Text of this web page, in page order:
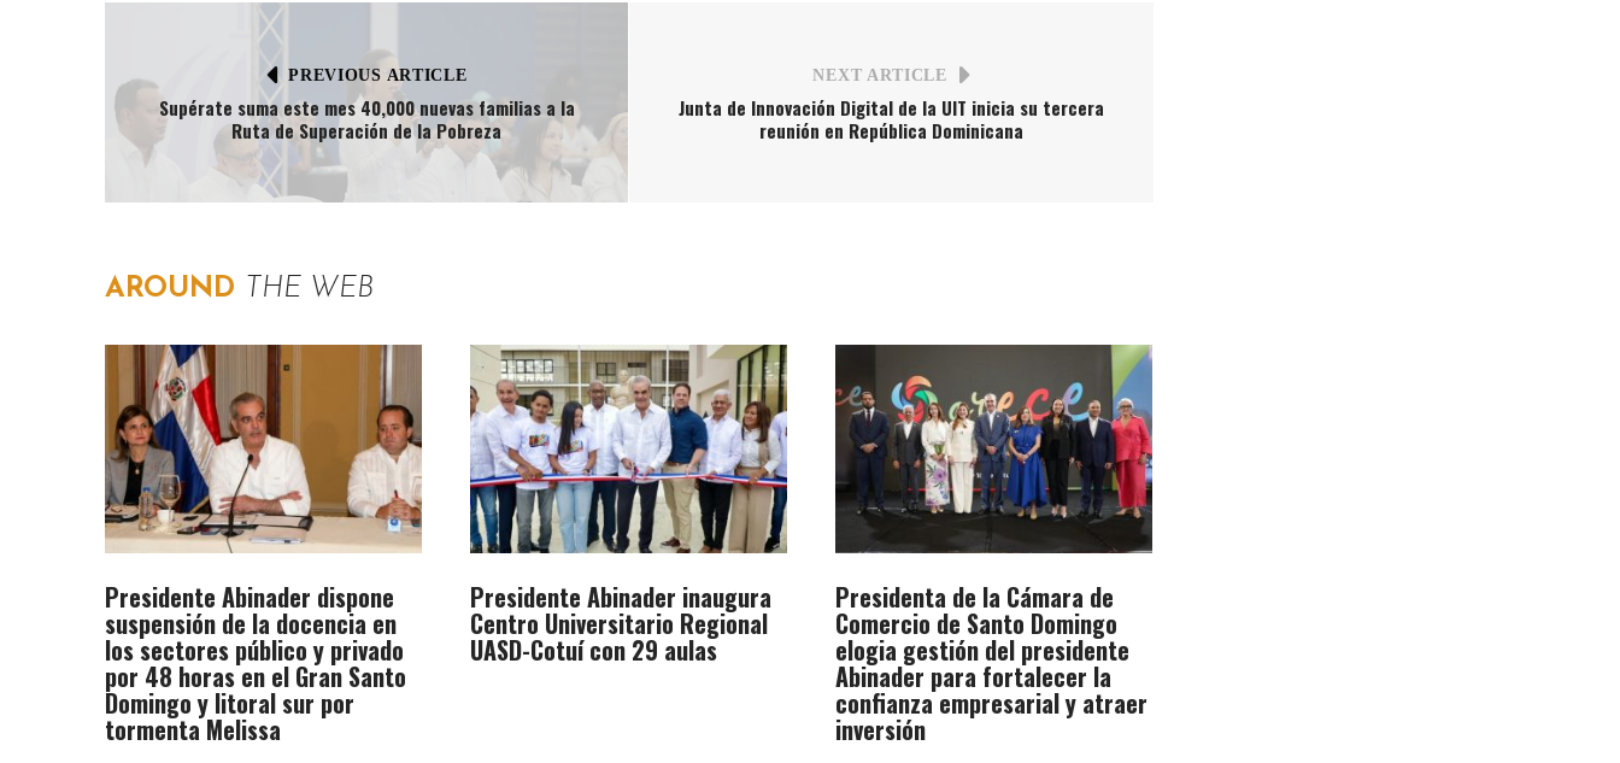
PREVIOUS ARTICLE
Supérate suma este mes 40,000 nuevas familias a la
Ruta de Superación de la Pobreza
NEXT ARTICLE
Junta de Innovación Digital de la UIT inicia su tercera
reunión en República Dominicana
AROUND THE WEB
Presidente Abinader dispone
suspensión de la docencia en
los sectores público y privado
por 48 horas en el Gran Santo
Domingo y litoral sur por
tormenta Melissa
Presidente Abinader inaugura
Centro Universitario Regional
UASD-Cotuí con 29 aulas
Presidenta de la Cámara de
Comercio de Santo Domingo
elogia gestión del presidente
Abinader para fortalecer la
confianza empresarial y atraer
inversión